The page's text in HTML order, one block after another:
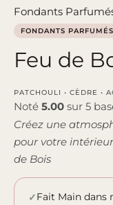
Fondants
FONDANTS PARFUMÉS
Feu de
PATCHOULI • CÈDRE •
Noté 5.00 sur 5
Créez une
pour votre
de Bois
Fait Main dans